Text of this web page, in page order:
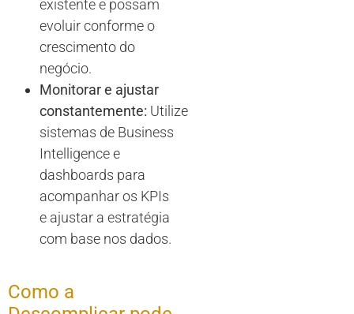
existente e possam
evoluir conforme o
crescimento do
negócio.
Monitorar e ajustar
constantemente: Utilize
sistemas de Business
Intelligence e
dashboards para
acompanhar os KPIs
e ajustar a estratégia
com base nos dados.
Como a